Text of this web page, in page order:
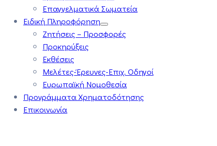
Επαγγελματικά Σωματεία
Ειδική Πληροφόρηση
Ζητήσεις – Προσφορές
Προκηρύξεις
Εκθέσεις
Μελέτες-Έρευνες-Επιχ. Οδηγοί
Ευρωπαϊκή Νομοθεσία
Προγράμματα Χρηματοδότησης
Επικοινωνία